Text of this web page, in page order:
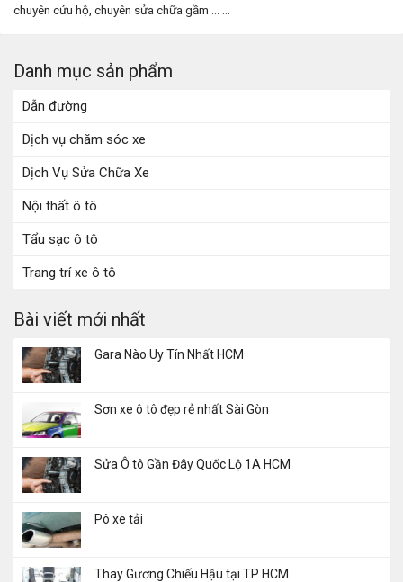
Danh mục sản phẩm
Dẫn đường
Dịch vụ chăm sóc xe
Dịch Vụ Sửa Chữa Xe
Nội thất ô tô
Tẩu sạc ô tô
Trang trí xe ô tô
Bài viết mới nhất
Gara Nào Uy Tín Nhất HCM
Sơn xe ô tô đẹp rẻ nhất Sài Gòn
Sửa Ô tô Gần Đây Quốc Lộ 1A HCM
Pô xe tải
Thay Gương Chiếu Hậu tại TP HCM
chuyên cứu hộ, chuyên sửa chữa gầm ... ...